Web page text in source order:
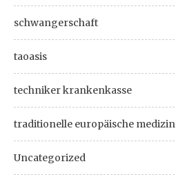
schwangerschaft
taoasis
techniker krankenkasse
traditionelle europäische medizin
Uncategorized